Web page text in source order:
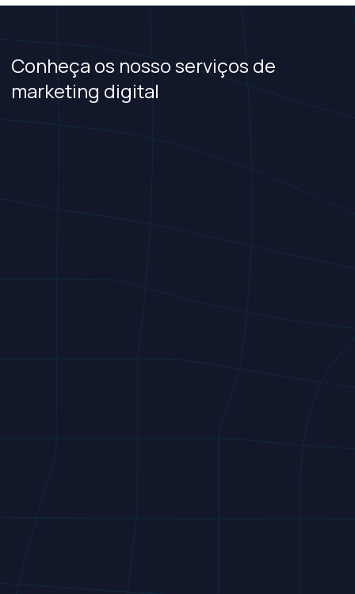
Conheça os nosso serviços de
marketing digital